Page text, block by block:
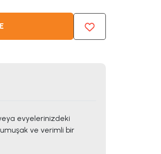
evyelerinizdeki
ve verimli bir